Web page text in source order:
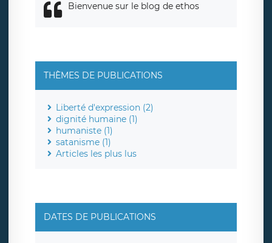
Bienvenue sur le blog de ethos
THÈMES DE PUBLICATIONS
Liberté d'expression (2)
dignité humaine (1)
humaniste (1)
satanisme (1)
Articles les plus lus
DATES DE PUBLICATIONS